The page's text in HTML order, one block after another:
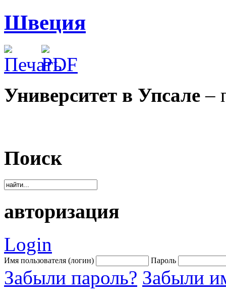
Швеция
Университет в Упсале –
Поиск
авторизация
Login
Имя пользователя (логин) Пароль
Забыли пароль? Забыли